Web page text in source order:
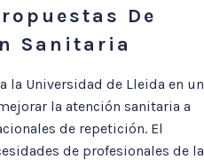
De
Sanitaria
la Universidad de Lleida en un
la atención sanitaria a
de repetición. El
de profesionales de la